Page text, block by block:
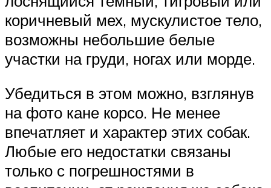
коричневый мех, мускулистое тело,
возможны небольшие белые
участки на груди, ногах или морде.
Убедиться в этом можно, взглянув
на фото кане корсо. Не менее
впечатляет и характер этих собак.
Любые его недостатки связаны
только с погрешностями в